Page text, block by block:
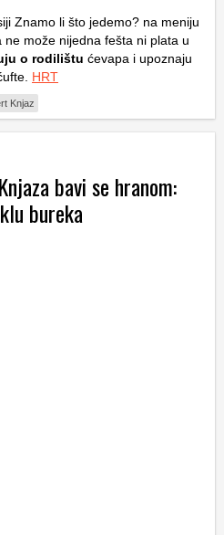
Znamo li što jedemo? na meniju
može nijedna fešta ni plata u
o rodilištu ćevapa i upoznaju
HRT
Knjaz
bavi se hranom:
bureka